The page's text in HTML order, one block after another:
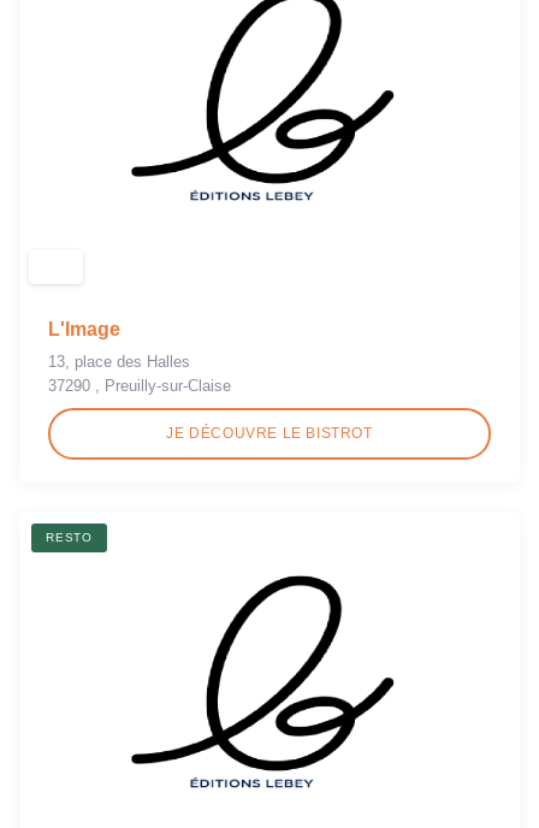
L'Image
13, place des Halles
37290 , Preuilly-sur-Claise
JE DÉCOUVRE LE BISTROT
RESTO